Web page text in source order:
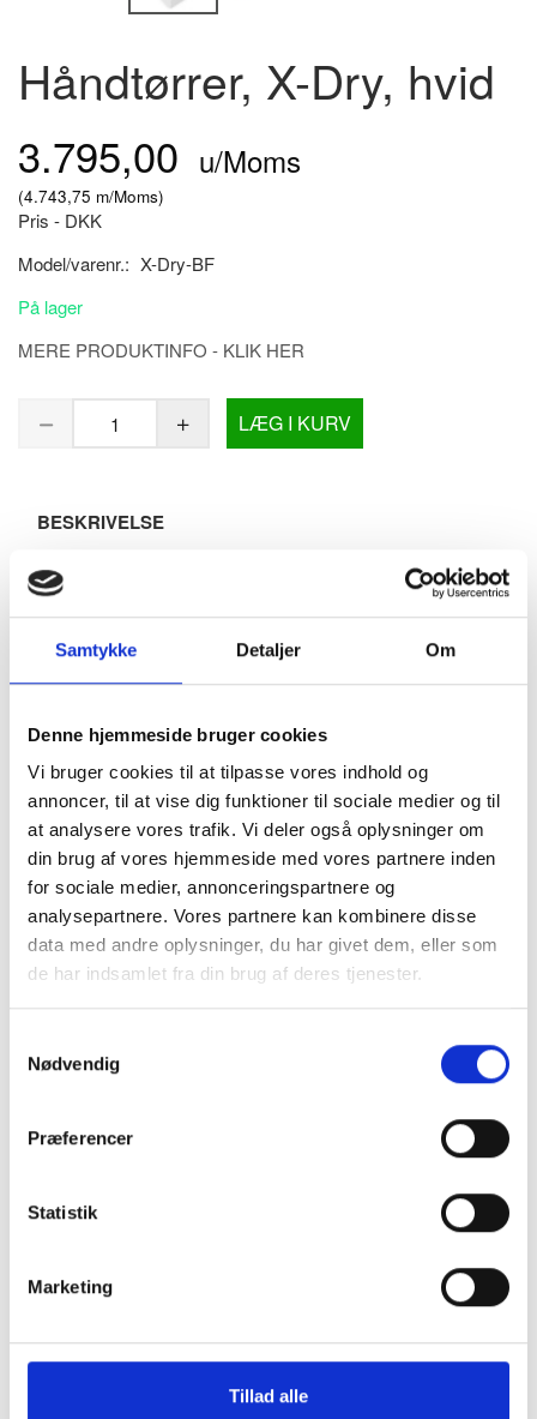
Samtykke Detaljer Om
Denne hjemmeside bruger cookies
Vi bruger cookies til at tilpasse vores indhold og
annoncer, til at vise dig funktioner til sociale medier og til
at analysere vores trafik. Vi deler også oplysninger om
din brug af vores hjemmeside med vores partnere inden
for sociale medier, annonceringspartnere og
analysepartnere. Vores partnere kan kombinere disse
data med andre oplysninger, du har givet dem, eller som
de har indsamlet fra din brug af deres tjenester.
Nødvendig
Præferencer
Statistik
Marketing
Tillad alle
Håndtørrer, X-Dry, hvid
3.795,00 u/Moms
(4.743,75 m/Moms)
Pris - DKK
Model/varenr.: X-Dry-BF
På lager
MERE PRODUKTINFO - KLIK HER
LÆG I KURV
BESKRIVELSE
Håndtørrer, X-Dry, hvid
både effektiv og energibesparende i forhold til ældre og
traditionelle håndtørrere.
håndtørreren for at aktivere den.
Udstyret med filter som også hjælper med at holde
hygiejnen i top.
Monteret med kraftig motor samt varmelegeme som giver
en lynhurtig tørretid.
Håndtørreren er mindre og lettere end de fleste andre Jet-
håndtørrere på markedet så passer godt til steder med
Samler overskydende vand op i en bakke i bunden af
Denne håndtørrer er standard udstyret med dobbelt filter
automatisk hvis den kører mere end 30 sekunder.